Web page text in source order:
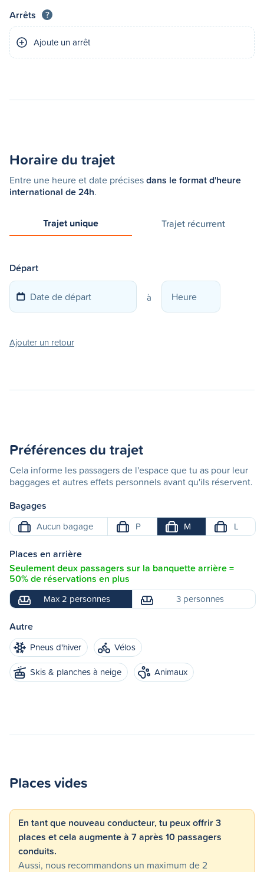
Arrêts ?
Ajoute un arrêt
Horaire du trajet
Entre une heure et date précisesdans le format d'heure
international de 24h.
Trajet unique Trajet récurrent
Départ
à
Ajouter un retour
Préférences du trajet
Cela informe les passagers de l'espace que tu as pour leur
baggages et autres effets personnels avant qu'ils réservent.
Bagages
Aucun bagage P M L
Places en arrière
Seulement deux passagers sur la banquette arrière =
50% de réservations en plus
Max 2 personnes 3 personnes
Autre
Pneus d'hiver
Vélos
Skis & planches à neige
Animaux
Places vides
En tant que nouveau conducteur, tu peux offrir 3
places et cela augmente à 7 après 10 passagers
conduits.
Aussi, nous recommandons un maximum de 2